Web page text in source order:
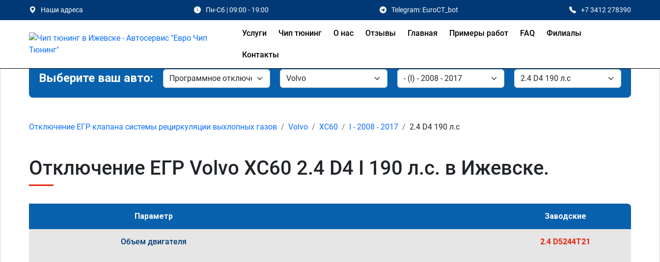
Наши адреса Пн-Сб | 09:00 - 19:00 Telegram: EuroCT_bot +7 3412 278390
Услуги Чип тюнинг О нас Отзывы Главная Примеры работ FAQ Филиалы
Контакты
Выберите ваш авто:
Отключение ЕГР клапана системы рециркуляции выхлопных газов Volvo XC60 I - 2008 - 2017 2.4 D4 190 л.с
Отключение ЕГР Volvo XC60 2.4 D4 I 190 л.с. в Ижевске.
Параметр Заводские
Объем двигателя 2.4 D5244T21